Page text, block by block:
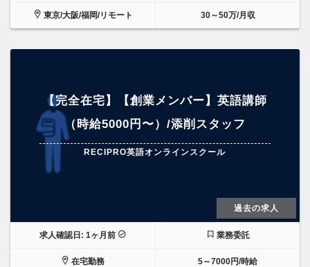
東京/大阪/福岡/リモート 30～50万/月収
【完全在宅】【創業メンバー】英語講師
（時給5000円〜）/添削スタッフ
RECIPRO英語オンラインスクール
過去の求人
求人確認日: 1ヶ月前 業務委託
在宅勤務 5～7000円/時給